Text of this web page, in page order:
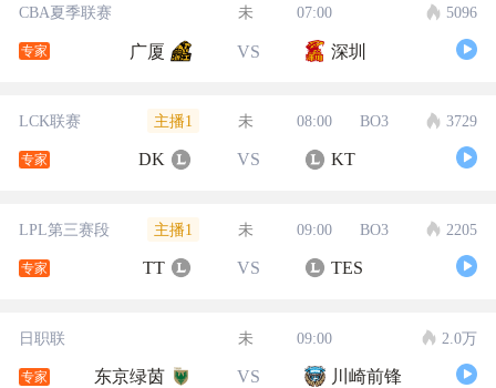
CBA夏季联赛 未 07:00 5096
专家 广厦 VS 深圳
LCK联赛 主播1 未 08:00 BO3 3729
专家 DK VS KT
LPL第三赛段 主播1 未 09:00 BO3 2205
专家 TT VS TES
日职联 未 09:00 2.0万
专家 东京绿茵 VS 川崎前锋